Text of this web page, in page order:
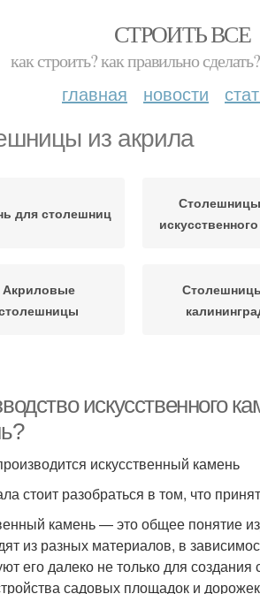
СТРОИТЬ ВСЕ
как строить? как правильно
главная новости
из акрила
для столешниц
Акриловые
камняискусственного
искусственный камень
стоит разобраться в том, что
камень — это общее понятие
из разных материалов, в
его далеко не только для
садовых площадок и